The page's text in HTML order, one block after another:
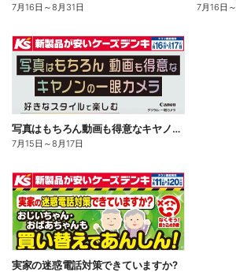
7月16日 ～8月31日 7月16日 ～
写真はもちろん動画も得意なキヤノンの一眼カメラ
7月15日 ～8月17日
実家の迷惑電話対策できていますか?